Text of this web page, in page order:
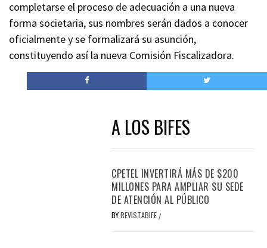
completarse el proceso de adecuación a una nueva
forma societaria, sus nombres serán dados a conocer
oficialmente y se formalizará su asunción,
constituyendo así la nueva Comisión Fiscalizadora.
A LOS BIFES
CPETEL INVERTIRÁ MÁS DE $200
MILLONES PARA AMPLIAR SU SEDE
DE ATENCIÓN AL PÚBLICO
BYREVISTABIFE /